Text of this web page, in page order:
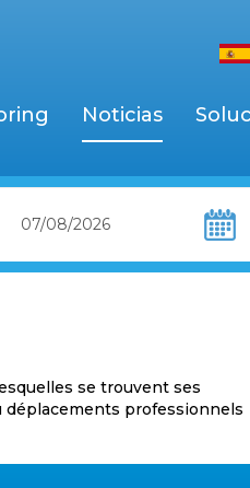
Noticias
se trouvent ses
déplacements professionnels